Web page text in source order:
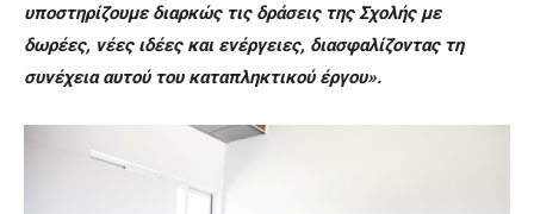
υποστηρίζουμε διαρκώς τις δράσεις της Σχολής με
δωρέες, νέες ιδέες και ενέργειες, διασφαλίζοντας τη
συνέχεια αυτού του καταπληκτικού έργου».